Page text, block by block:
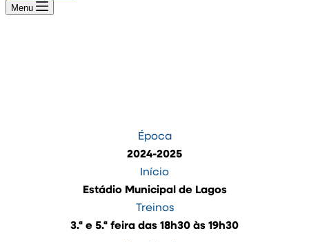
Menu
Época
2024-2025
Início
Estádio Municipal de Lagos
Treinos
3.ª e 5.ª feira das 18h30 às 19h30